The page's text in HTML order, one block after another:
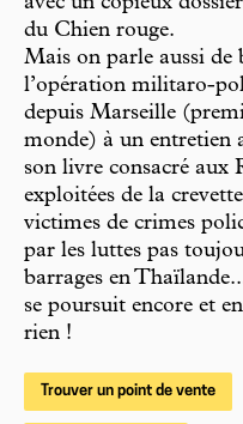
du Chien rouge.
Mais on parle aussi de
l’opération militaro-
depuis Marseille
monde) à un entretien
son livre consacré aux
exploitées de la
victimes de crimes
par les luttes pas
barrages en
se poursuit encore et
rien !
Trouver un point de vente